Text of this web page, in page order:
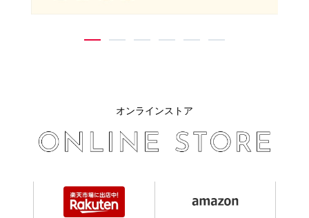
オンラインストア